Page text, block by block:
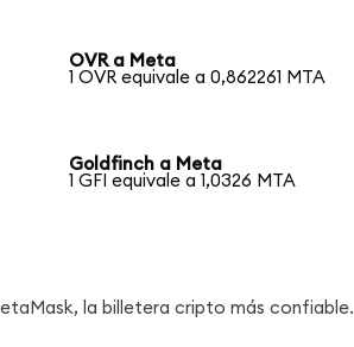
OVR a Meta
1 OVR equivale a 0,862261 MTA
Goldfinch a Meta
1 GFI equivale a 1,0326 MTA
la billetera cripto más confiable.